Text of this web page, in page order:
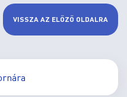
VISSZA AZ ELŐZŐ OLDALRA